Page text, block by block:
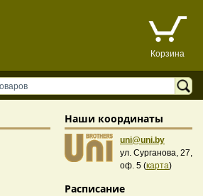
Корзина
Наши координаты
uni@uni.by
ул. Сурганова, 27,
оф. 5 (карта)
Расписание